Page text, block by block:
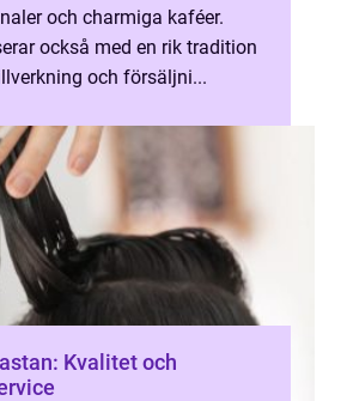
och charmiga kaféer.
också med en rik tradition
och försäljni...
Kvalitet och